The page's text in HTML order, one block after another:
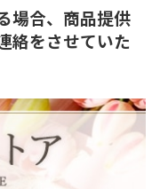
場合、商品提供
絡をさせていた